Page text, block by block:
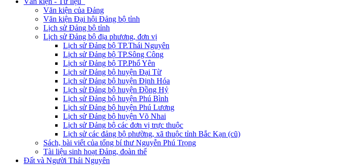
Văn kiện của Đảng
Văn kiện Đại hội Đảng bộ tỉnh
Lịch sử Đảng bộ tỉnh
Lịch sử Đảng bộ địa phương, đơn vị
Lịch sử Đảng bộ TP.Thái Nguyên
Lịch sử Đảng bộ TP.Sông Công
Lịch sử Đảng bộ TP.Phổ Yên
Lịch sử Đảng bộ huyện Đại Từ
Lịch sử Đảng bộ huyện Định Hóa
Lịch sử Đảng bộ huyện Đồng Hỷ
Lịch sử Đảng bộ huyện Phú Bình
Lịch sử Đảng bộ huyện Phú Lương
Lịch sử Đảng bộ huyện Võ Nhai
Lịch sử Đảng bộ các đơn vị trực thuộc
Lịch sử các đảng bộ phường, xã thuộc tỉnh Bắc Kạn (cũ)
Sách, bài viết của tổng bí thư Nguyễn Phú Trọng
Tài liệu sinh hoạt Đảng, đoàn thể
Đất và Người Thái Nguyên